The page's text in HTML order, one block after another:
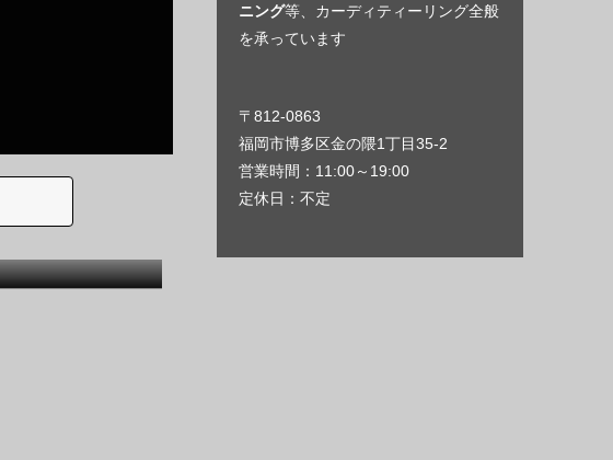
ニング等、カーディティーリング全般
を承っています
〒812-0863
福岡市博多区金の隈1丁目35-2
営業時間：11:00～19:00
定休日：不定